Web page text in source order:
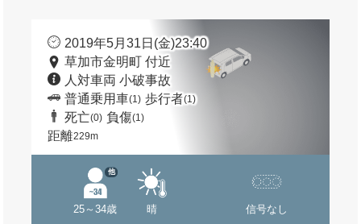
2019年5月31日(金)23:40
草加市金明町 付近
人対車両 小破事故
普通乗用車(1) 歩行者(1)
死亡(0) 負傷(1)
距離229m
25～34歳
他
晴 信号なし